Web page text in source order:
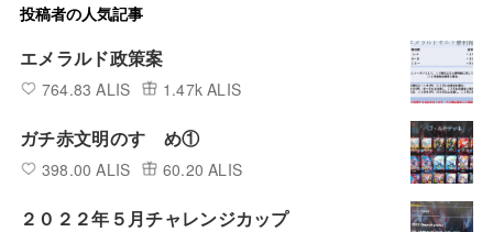
投稿者の人気記事
エメラルド政策案
764.83 ALIS 1.47k ALIS
ガチ赤文明のすゝめ①
398.00 ALIS 60.20 ALIS
２０２２年５月チャレンジカップ